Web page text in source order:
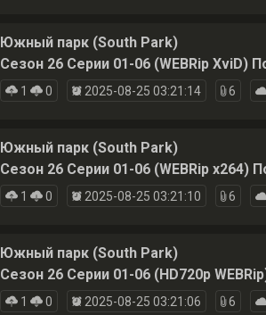
Южный парк (South Park)
Сезон 26 Серии 01-06 (WEBRip XviD)
1 0 2025-08-25 03:21:14 6
Южный парк (South Park)
Сезон 26 Серии 01-06 (WEBRip x264)
1 0 2025-08-25 03:21:10 6
Южный парк (South Park)
Сезон 26 Серии 01-06 (HD720p
1 0 2025-08-25 03:21:06 6